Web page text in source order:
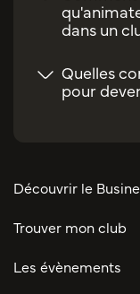
dans un
Quelles
pour
Découvrir le
Trouver mon club
Les évènements